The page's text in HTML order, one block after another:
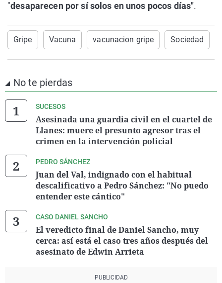
"desaparecen por sí solos en unos pocos días".
Gripe Vacuna vacunacion gripe Sociedad
No te pierdas
SUCESOS
Asesinada una guardia civil en el cuartel de
Llanes: muere el presunto agresor tras el
crimen en la intervención policial
PEDRO SÁNCHEZ
Juan del Val, indignado con el habitual
descalificativo a Pedro Sánchez: "No puedo
entender este cántico"
CASO DANIEL SANCHO
El veredicto final de Daniel Sancho, muy
cerca: así está el caso tres años después del
asesinato de Edwin Arrieta